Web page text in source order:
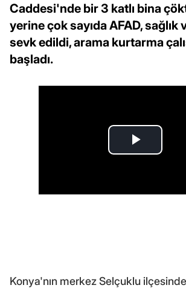
Caddesi'nde bir 3 katlı bina
yerine çok sayıda AFAD, sağlık
sevk edildi, arama kurtarma
başladı.
Konya'nın merkez Selçuklu